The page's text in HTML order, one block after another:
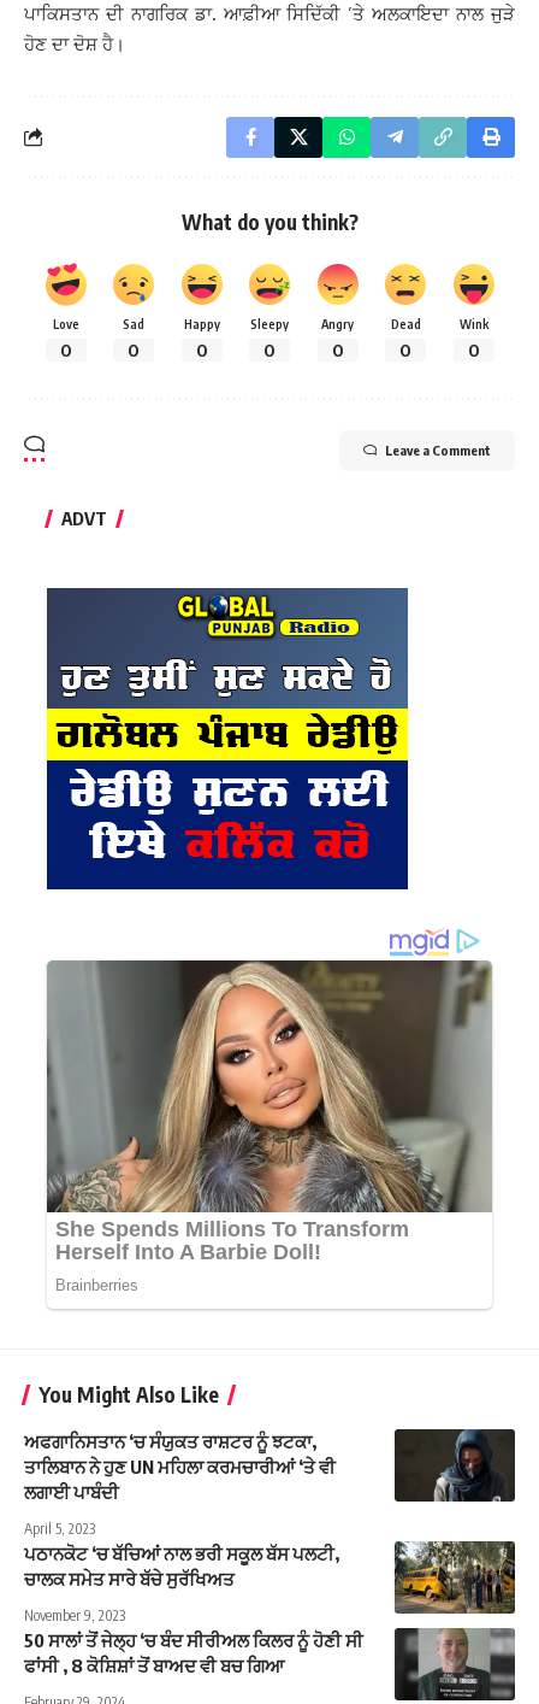
ਪਾਕਿਸਤਾਨ ਦੀ ਨਾਗਰਿਕ ਡਾ. ਆਫ਼ੀਆ ਸਿਦਿੱਕੀ ’ਤੇ ਅਲਕਾਇਦਾ ਨਾਲ ਜੁੜੇ
ਹੋਣ ਦਾ ਦੋਸ਼ ਹੈ।
What do you think?
Love
0
Sad
0
Happy
0
Sleepy
0
Angry
0
Dead
0
Wink
0
Leave a Comment
ADVT
You Might Also Like
ਅਫਗਾਨਿਸਤਾਨ ‘ਚ ਸੰਯੁਕਤ ਰਾਸ਼ਟਰ ਨੂੰ ਝਟਕਾ,
ਤਾਲਿਬਾਨ ਨੇ ਹੁਣ UN ਮਹਿਲਾ ਕਰਮਚਾਰੀਆਂ ‘ਤੇ ਵੀ
ਲਗਾਈ ਪਾਬੰਦੀ
April 5, 2023
ਪਠਾਨਕੋਟ ‘ਚ ਬੱਚਿਆਂ ਨਾਲ ਭਰੀ ਸਕੂਲ ਬੱਸ ਪਲਟੀ,
ਚਾਲਕ ਸਮੇਤ ਸਾਰੇ ਬੱਚੇ ਸੁਰੱਖਿਅਤ
November 9, 2023
50 ਸਾਲਾਂ ਤੋਂ ਜੇਲ੍ਹ ‘ਚ ਬੰਦ ਸੀਰੀਅਲ ਕਿਲਰ ਨੂੰ ਹੋਣੀ ਸੀ
ਫਾਂਸੀ , 8 ਕੋਸ਼ਿਸ਼ਾਂ ਤੋਂ ਬਾਅਦ ਵੀ ਬਚ ਗਿਆ